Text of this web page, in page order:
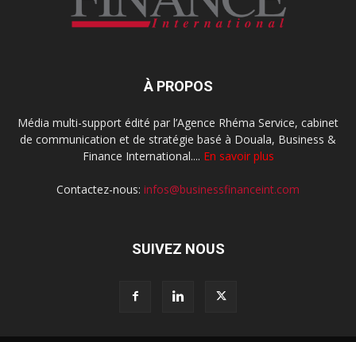
À PROPOS
Média multi-support édité par l’Agence Rhéma Service, cabinet
de communication et de stratégie basé à Douala, Business &
Finance International.... En savoir plus
Contactez-nous: infos@businessfinanceint.com
SUIVEZ NOUS